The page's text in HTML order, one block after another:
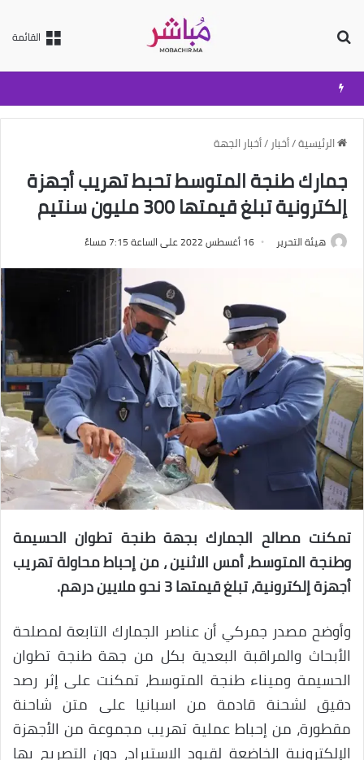
القائمة
الرئيسية/أخبار /أخبار الجهة
جمارك طنجة المتوسط تحبط تهريب أجهزة
إلكترونية تبلغ قيمتها 300 مليون سنتيم
هيئة التحرير 16 أغسطس 2022 على الساعة 7:15 مساءً
تمكنت مصالح الجمارك بجهة طنجة تطوان الحسيمة
وطنجة المتوسط، أمس الاثنين ، من إحباط محاولة تهريب
أجهزة إلكترونية، تبلغ قيمتها 3 نحو ملايين درهم.
وأوضح مصدر جمركي أن عناصر الجمارك التابعة لمصلحة
الأبحاث والمراقبة البعدية بكل من جهة طنجة تطوان
الحسيمة وميناء طنجة المتوسط، تمكنت على إثر رصد
دقيق لشحنة قادمة من اسبانيا على متن شاحنة
مقطورة، من إحباط عملية تهريب مجموعة من الأجهزة
الإلكترونية الخاضعة لقيود الاستيراد، دون التصريح بها